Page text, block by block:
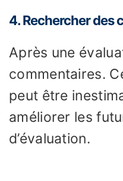
4. Rechercher des
Après une
commentaires.
peut être
améliorer les
d’évaluation.